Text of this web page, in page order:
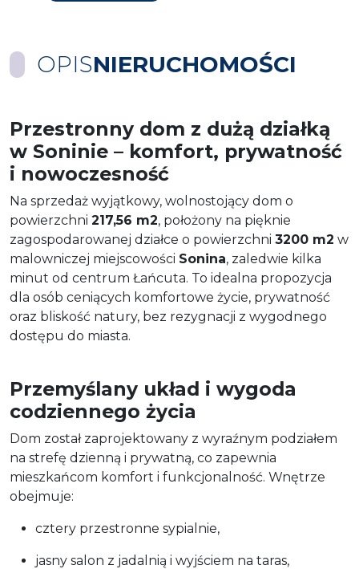
OPISNIERUCHOMOŚCI
Przestronny dom z dużą działką
w Soninie – komfort, prywatność
i nowoczesność
Na sprzedaż wyjątkowy, wolnostojący dom o
powierzchni 217,56 m2, położony na pięknie
zagospodarowanej działce o powierzchni 3200 m2 w
malowniczej miejscowości Sonina, zaledwie kilka
minut od centrum Łańcuta. To idealna propozycja
dla osób ceniących komfortowe życie, prywatność
oraz bliskość natury, bez rezygnacji z wygodnego
dostępu do miasta.
Przemyślany układ i wygoda
codziennego życia
Dom został zaprojektowany z wyraźnym podziałem
na strefę dzienną i prywatną, co zapewnia
mieszkańcom komfort i funkcjonalność. Wnętrze
obejmuje:
cztery przestronne sypialnie,
jasny salon z jadalnią i wyjściem na taras,